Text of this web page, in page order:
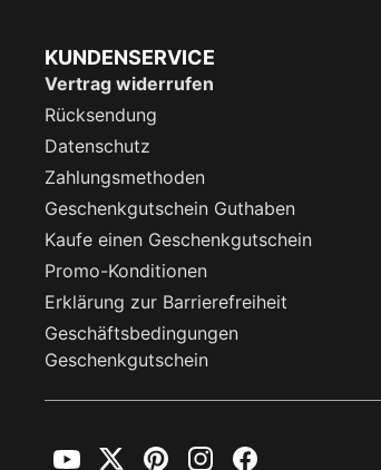
KUNDENSERVICE
Vertrag widerrufen
Rücksendung
Datenschutz
Zahlungsmethoden
Geschenkgutschein Guthaben
Kaufe einen Geschenkgutschein
Promo-Konditionen
Erklärung zur Barrierefreiheit
Geschäftsbedingungen
Geschenkgutschein